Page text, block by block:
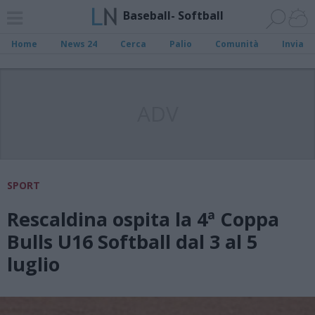
Baseball- Softball
Home News 24 Cerca Palio Comunità Invia
SPORT
Rescaldina ospita la 4ª Coppa
Bulls U16 Softball dal 3 al 5
luglio